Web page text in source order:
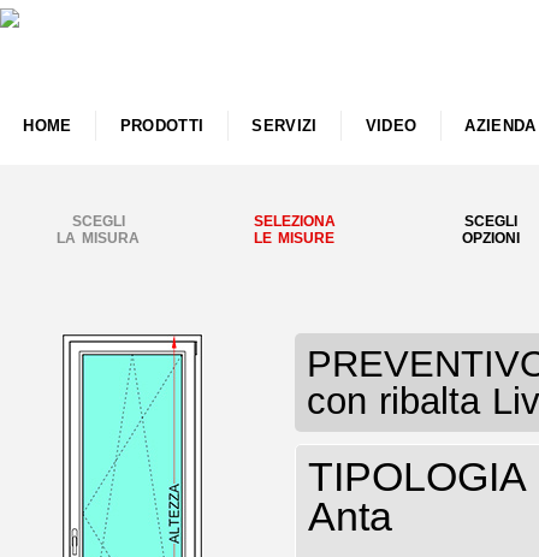
HOME PRODOTTI SERVIZI VIDEO AZIENDA
SCEGLI
LA MISURA
SELEZIONA
LE MISURE
SCEGLI
OPZIONI
con ribalta
Anta